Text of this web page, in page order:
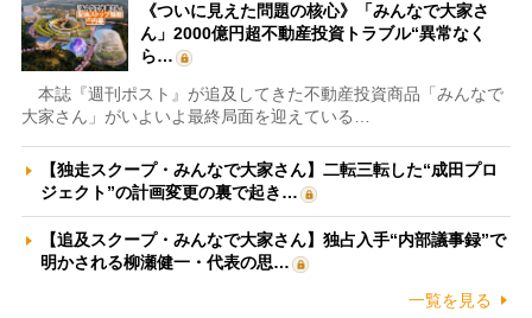
《ついに見えた問題の核心》「みんなで大家さ
ん」2000億円超不動産投資トラブル“異常なく
ら…
本誌『週刊ポスト』が追及してきた不動産投資商品「みんなで
大家さん」がいよいよ最終局面を迎えている…
【独走スクープ・みんなで大家さん】二転三転した“成田プロ
ジェクト”の計画変更の裏で起き…
【追及スクープ・みんなで大家さん】独占入手“内部議事録”で
明かされる柳瀬健一・代表の思…
一覧を見る